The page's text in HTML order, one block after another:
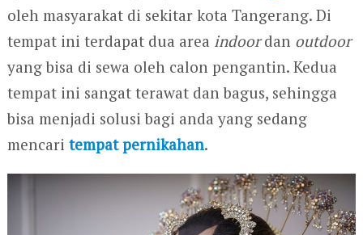
oleh masyarakat di sekitar kota Tangerang. Di
tempat ini terdapat dua area indoordan outdoor
yang bisa di sewa oleh calon pengantin. Kedua
tempat ini sangat terawat dan bagus, sehingga
bisa menjadi solusi bagi anda yang sedang
mencari tempat pernikahan.